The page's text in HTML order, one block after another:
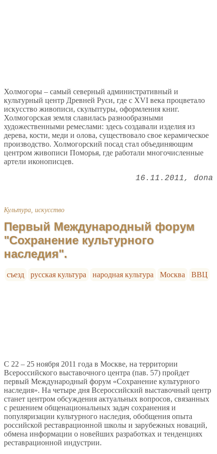
Холмогоры – самый северный административный и
культурный центр Древней Руси, где с ХVI века процветало
искусство живописи, скульптуры, оформления книг.
Холмогорская земля славилась разнообразными
художественными ремеслами: здесь создавали изделия из
дерева, кости, меди и олова, существовало свое керамическое
производство. Холмогорский посад стал объединяющим
центром живописи Поморья, где работали многочисленные
артели иконописцев.
16.11.2011 dona
Культура, искусство
Первый Международный форум
"Сохранение культурного
наследия".
съезд русская культура народная культура Москва ВВЦ
С 22 – 25 ноября 2011 года в Москве, на территории
Всероссийского выставочного центра (пав. 57) пройдет
первый Международный форум «Сохранение культурного
наследия». На четыре дня Всероссийский выставочный центр
станет центром обсуждения актуальных вопросов, связанных
с решением общенациональных задач сохранения и
популяризации культурного наследия, обобщения опыта
российской реставрационной школы и зарубежных новаций,
обмена информации о новейших разработках и тенденциях
реставрационной индустрии.